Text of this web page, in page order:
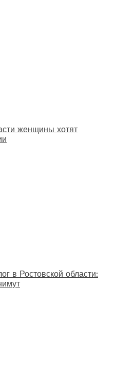
женщины хотят
в Ростовской области: